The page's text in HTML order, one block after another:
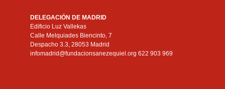
DELEGACIÓN DE MADRID
Edificio Luz Vallekas
Calle Melquiades Biencinto, 7
Despacho 3.3, 28053 Madrid
infomadrid@fundacionsanezequiel.org 622 903 969